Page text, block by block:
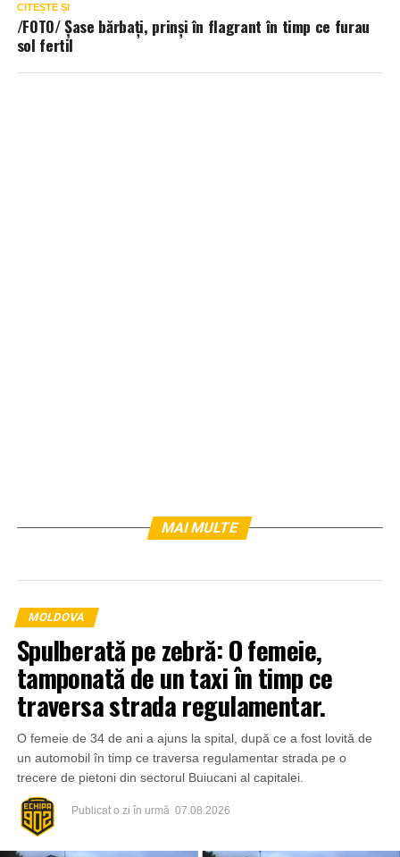
CITEȘTE ȘI
/FOTO/ Șase bărbați, prinși în flagrant în timp ce furau
sol fertil
MAI MULTE
MOLDOVA
Spulberată pe zebră: O femeie,
tamponată de un taxi în timp ce
traversa strada regulamentar.
O femeie de 34 de ani a ajuns la spital, după ce a fost lovită de
un automobil în timp ce traversa regulamentar strada pe o
trecere de pietoni din sectorul Buiucani al capitalei.
Publicat o zi în urmă 07.08.2026